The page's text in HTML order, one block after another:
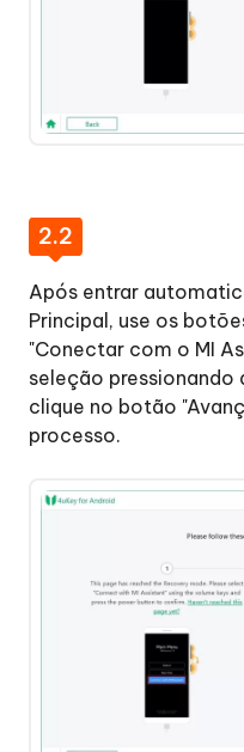
2.2
Após entrar
Principal, use os
"Conectar com o MI
seleção pressionando
clique no botão
processo.